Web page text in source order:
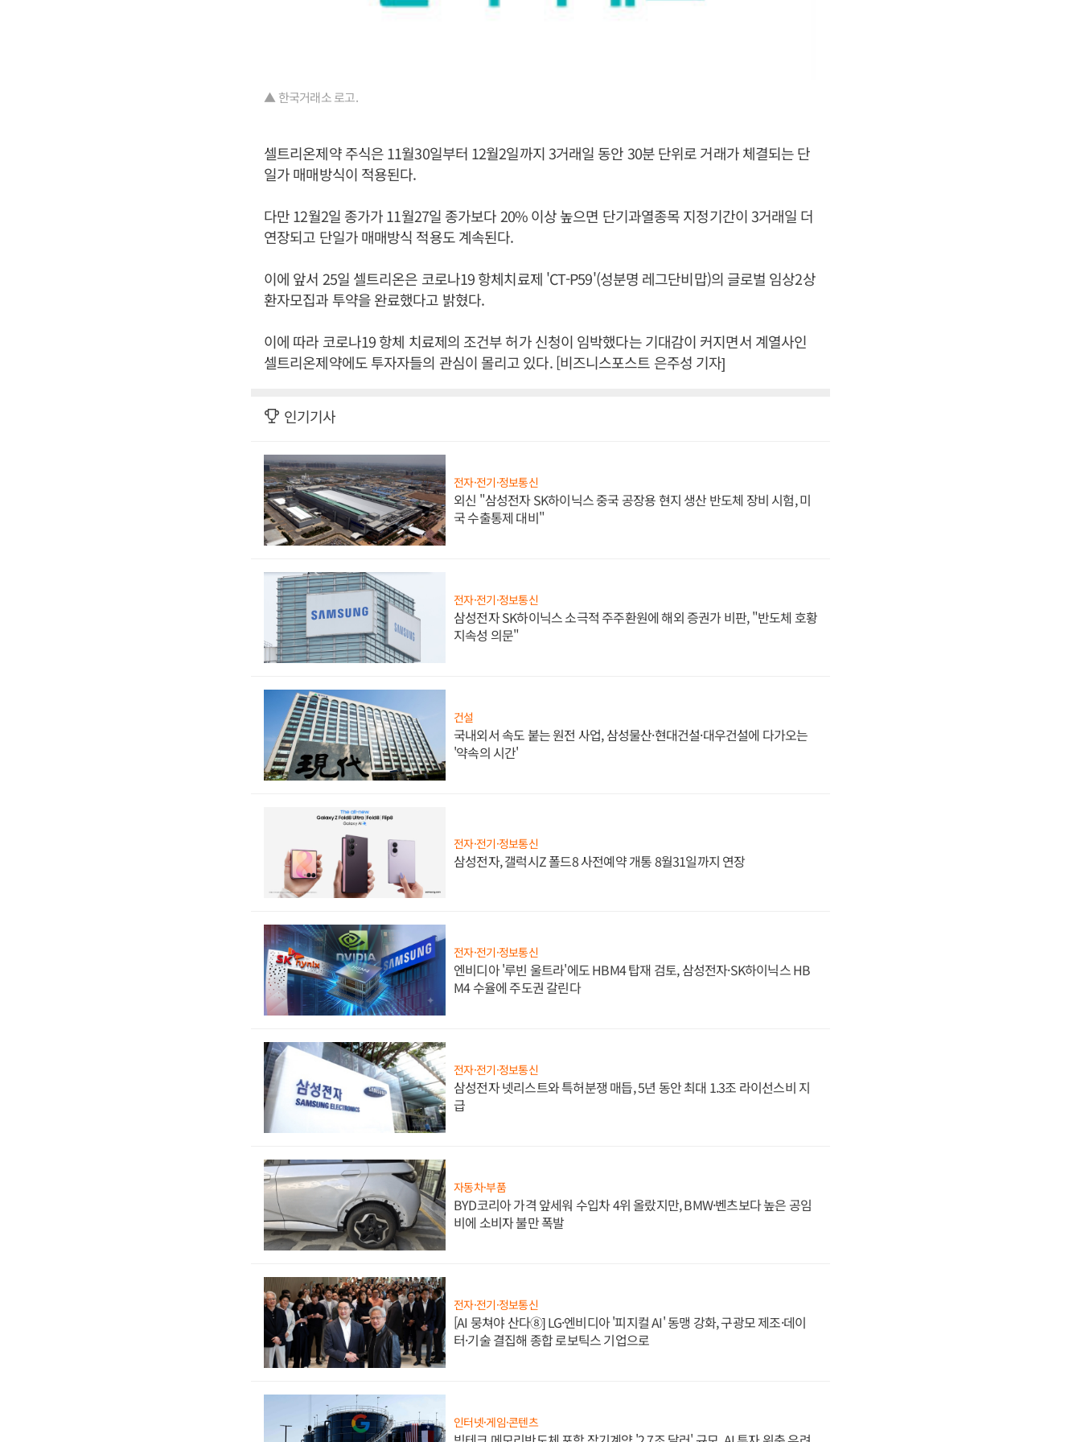
▲ 한국거래소 로고.
셀트리온제약 주식은 11월30일부터 12월2일까지 3거래일 동안 30분 단위로 거래가 체결되는 단
일가 매매방식이 적용된다.
다만 12월2일 종가가 11월27일 종가보다 20% 이상 높으면 단기과열종목 지정기간이 3거래일 더
연장되고 단일가 매매방식 적용도 계속된다.
이에 앞서 25일 셀트리온은 코로나19 항체치료제 'CT-P59'(성분명 레그단비맙)의 글로벌 임상2상
환자모집과 투약을 완료했다고 밝혔다.
이에 따라 코로나19 항체 치료제의 조건부 허가 신청이 임박했다는 기대감이 커지면서 계열사인
셀트리온제약에도 투자자들의 관심이 몰리고 있다. [비즈니스포스트 은주성 기자]
인기기사
전자·전기·정보통신
외신 "삼성전자 SK하이닉스 중국 공장용 현지 생산 반도체 장비 시험, 미
국 수출통제 대비"
전자·전기·정보통신
삼성전자 SK하이닉스 소극적 주주환원에 해외 증권가 비판, "반도체 호황
지속성 의문"
건설
국내외서 속도 붙는 원전 사업, 삼성물산·현대건설·대우건설에 다가오는
'약속의 시간'
전자·전기·정보통신
삼성전자, 갤럭시Z 폴드8 사전예약 개통 8월31일까지 연장
전자·전기·정보통신
엔비디아 '루빈 울트라'에도 HBM4 탑재 검토, 삼성전자·SK하이닉스 HB
M4 수율에 주도권 갈린다
전자·전기·정보통신
삼성전자 넷리스트와 특허분쟁 매듭, 5년 동안 최대 1.3조 라이선스비 지
급
자동차·부품
BYD코리아 가격 앞세워 수입차 4위 올랐지만, BMW·벤츠보다 높은 공임
비에 소비자 불만 폭발
전자·전기·정보통신
[AI 뭉쳐야 산다⑧] LG·엔비디아 '피지컬 AI' 동맹 강화, 구광모 제조·데이
터·기술 결집해 종합 로보틱스 기업으로
인터넷·게임·콘텐츠